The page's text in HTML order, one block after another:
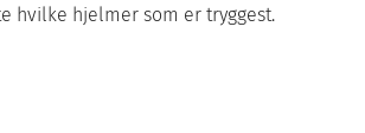
hvilke hjelmer som er tryggest.